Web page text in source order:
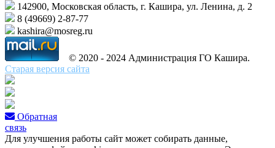
142900, Московская область, г. Кашира, ул. Ленина, д. 2
8 (49669) 2-87-77
kashira@mosreg.ru
© 2020 - 2024 Администрация ГО Кашира.
Старая версия сайта
Обратная
связь
Для улучшения работы сайт может собирать данные,